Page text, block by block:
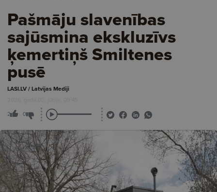
Pašmāju slavenības
sajūsmina ekskluzīvs
ķemertiņš Smiltenes
pusē
LASI.LV / Latvijas Mediji
2026. gada 02. jūnijs, 09:45
2 0